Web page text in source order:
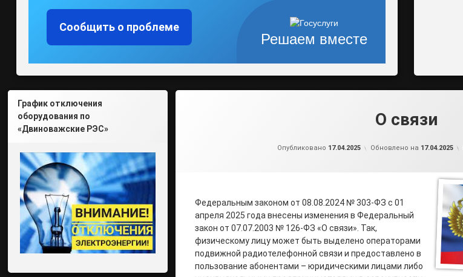
Решаем вместе
Сообщить о проблеме
О связи
Опубликовано 17.04.2025 Обновлено на 17.04.2025
Федеральным законом от 08.08.2024 № 303-ФЗ с 01
апреля 2025 года внесены изменения в Федеральный
закон от 07.07.2003 № 126-ФЗ «О связи». Так,
физическому лицу может быть выделено операторами
подвижной радиотелефонной связи и предоставлено в
пользование абонентами – юридическими лицами либо
График отключения
оборудования по
«Двиноважские РЭС»